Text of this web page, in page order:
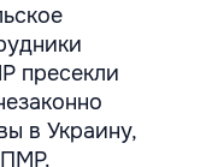
пресекли
в Украину,